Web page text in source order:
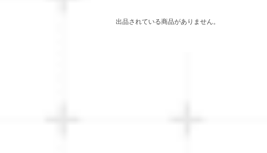
出品されている商品がありません。